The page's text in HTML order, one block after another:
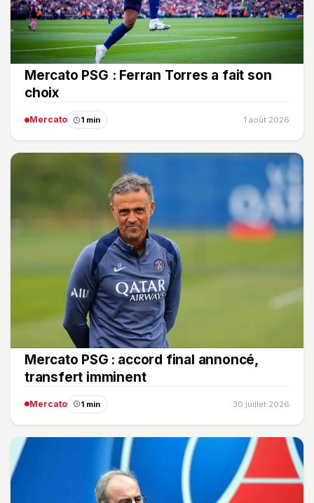
Mercato PSG : Ferran Torres a fait son
choix
Mercato 1 min 1 août 2026
Mercato PSG : accord final annoncé,
transfert imminent
Mercato 1 min 30 juillet 2026